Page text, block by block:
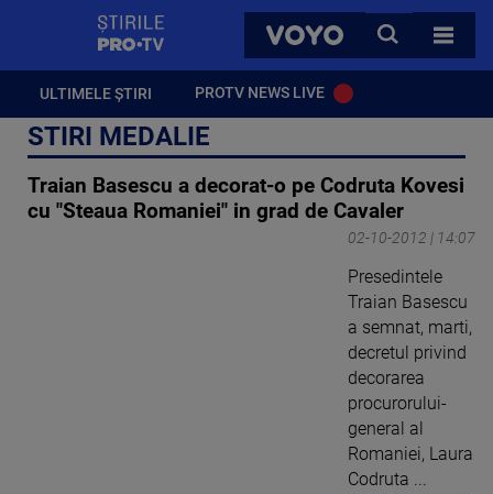
VOYO
CAUTA
TOATE
ULTIMELE ȘTIRI PROTV NEWS LIVE
STIRI MEDALIE
Traian Basescu a decorat-o pe Codruta Kovesi
cu "Steaua Romaniei" in grad de Cavaler
02-10-2012 | 14:07
Presedintele
Traian Basescu
a semnat, marti,
decretul privind
decorarea
procurorului-
general al
Romaniei, Laura
Codruta ...